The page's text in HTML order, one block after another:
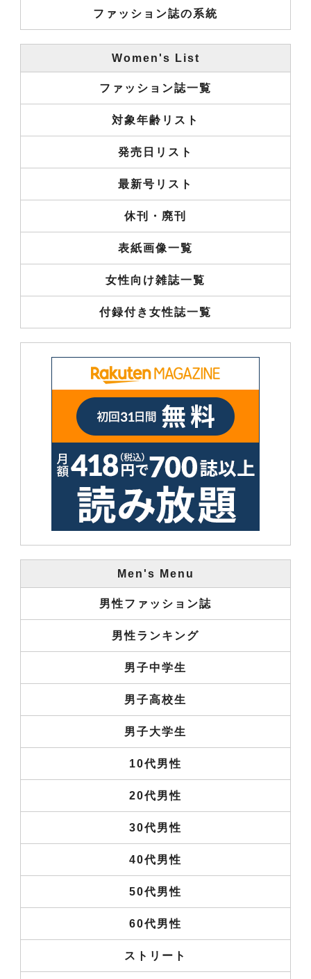
ファッション誌の系統
Women's List
ファッション誌一覧
対象年齢リスト
発売日リスト
最新号リスト
休刊・廃刊
表紙画像一覧
女性向け雑誌一覧
付録付き女性誌一覧
Men's Menu
男性ファッション誌
男性ランキング
男子中学生
男子高校生
男子大学生
10代男性
20代男性
30代男性
40代男性
50代男性
60代男性
ストリート